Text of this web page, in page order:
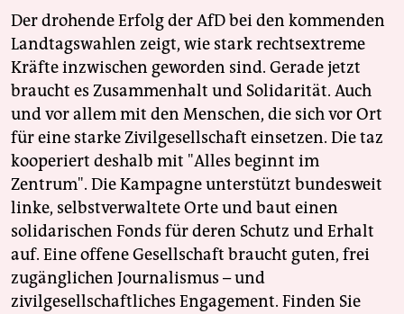
Der drohende Erfolg der AfD bei den kommenden
Landtagswahlen zeigt, wie stark rechtsextreme
Kräfte inzwischen geworden sind. Gerade jetzt
braucht es Zusammenhalt und Solidarität. Auch
und vor allem mit den Menschen, die sich vor Ort
für eine starke Zivilgesellschaft einsetzen. Die taz
kooperiert deshalb mit "Alles beginnt im
Zentrum". Die Kampagne unterstützt bundesweit
linke, selbstverwaltete Orte und baut einen
solidarischen Fonds für deren Schutz und Erhalt
auf. Eine offene Gesellschaft braucht guten, frei
zugänglichen Journalismus – und
zivilgesellschaftliches Engagement. Finden Sie